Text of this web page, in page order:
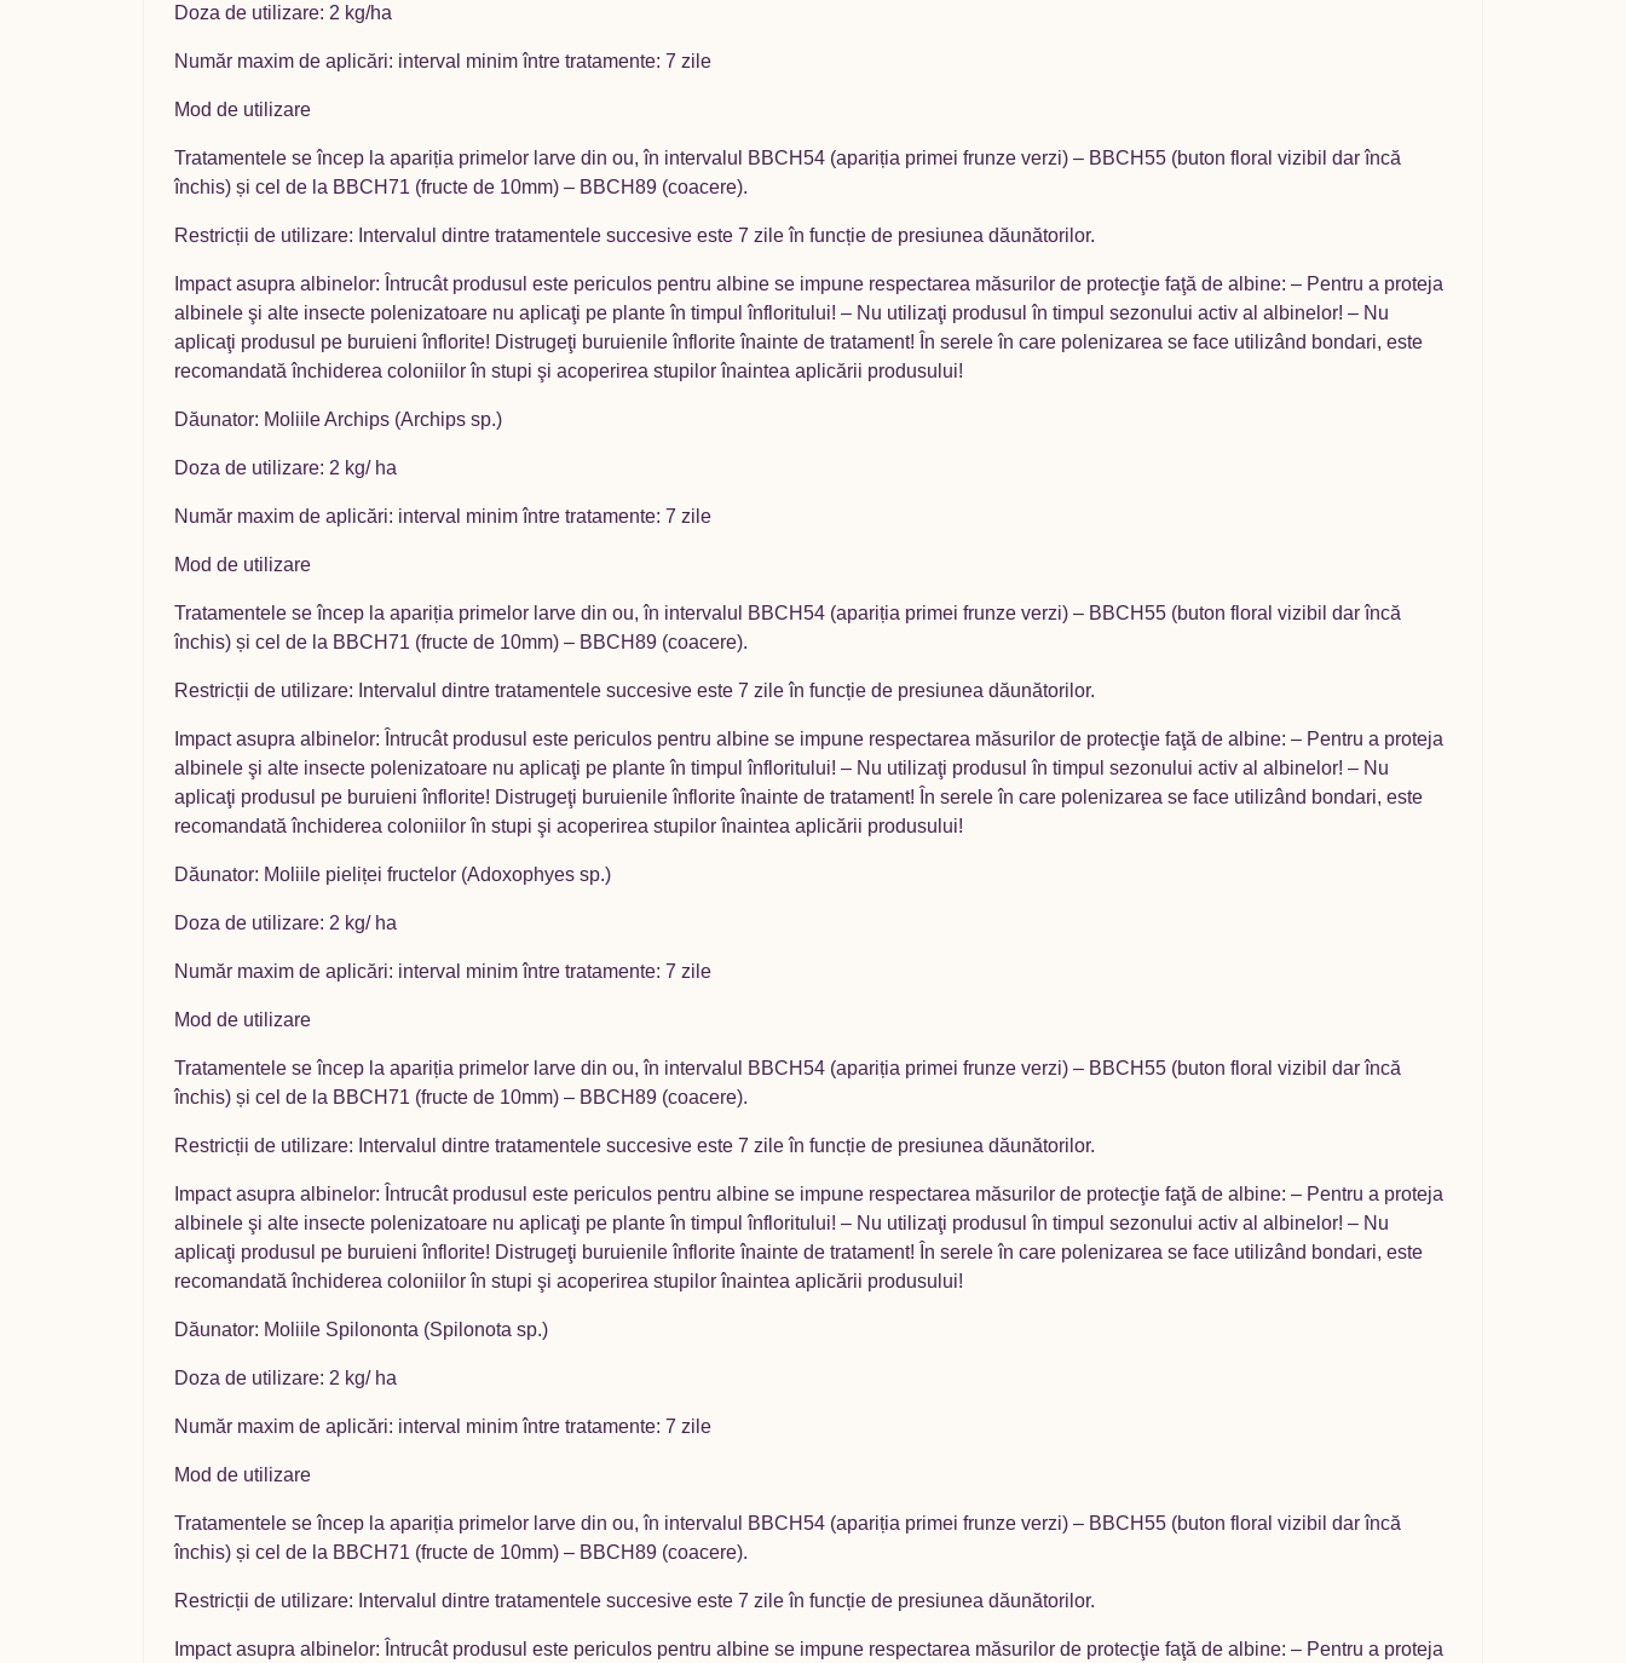
Doza de utilizare: 2 kg/ha
Număr maxim de aplicări: interval minim între tratamente: 7 zile
Mod de utilizare
Tratamentele se încep la apariția primelor larve din ou, în intervalul BBCH54 (apariția primei frunze verzi) – BBCH55 (buton floral vizibil dar încă
închis) și cel de la BBCH71 (fructe de 10mm) – BBCH89 (coacere).
Restricții de utilizare: Intervalul dintre tratamentele succesive este 7 zile în funcție de presiunea dăunătorilor.
Impact asupra albinelor: Întrucât produsul este periculos pentru albine se impune respectarea măsurilor de protecţie faţă de albine: – Pentru a proteja
albinele şi alte insecte polenizatoare nu aplicaţi pe plante în timpul înfloritului! – Nu utilizaţi produsul în timpul sezonului activ al albinelor! – Nu
aplicaţi produsul pe buruieni înflorite! Distrugeţi buruienile înflorite înainte de tratament! În serele în care polenizarea se face utilizând bondari, este
recomandată închiderea coloniilor în stupi şi acoperirea stupilor înaintea aplicării produsului!
Dăunator: Moliile Archips (Archips sp.)
Doza de utilizare: 2 kg/ ha
Număr maxim de aplicări: interval minim între tratamente: 7 zile
Mod de utilizare
Tratamentele se încep la apariția primelor larve din ou, în intervalul BBCH54 (apariția primei frunze verzi) – BBCH55 (buton floral vizibil dar încă
închis) și cel de la BBCH71 (fructe de 10mm) – BBCH89 (coacere).
Restricții de utilizare: Intervalul dintre tratamentele succesive este 7 zile în funcție de presiunea dăunătorilor.
Impact asupra albinelor: Întrucât produsul este periculos pentru albine se impune respectarea măsurilor de protecţie faţă de albine: – Pentru a proteja
albinele şi alte insecte polenizatoare nu aplicaţi pe plante în timpul înfloritului! – Nu utilizaţi produsul în timpul sezonului activ al albinelor! – Nu
aplicaţi produsul pe buruieni înflorite! Distrugeţi buruienile înflorite înainte de tratament! În serele în care polenizarea se face utilizând bondari, este
recomandată închiderea coloniilor în stupi şi acoperirea stupilor înaintea aplicării produsului!
Dăunator: Moliile pieliței fructelor (Adoxophyes sp.)
Doza de utilizare: 2 kg/ ha
Număr maxim de aplicări: interval minim între tratamente: 7 zile
Mod de utilizare
Tratamentele se încep la apariția primelor larve din ou, în intervalul BBCH54 (apariția primei frunze verzi) – BBCH55 (buton floral vizibil dar încă
închis) și cel de la BBCH71 (fructe de 10mm) – BBCH89 (coacere).
Restricții de utilizare: Intervalul dintre tratamentele succesive este 7 zile în funcție de presiunea dăunătorilor.
Impact asupra albinelor: Întrucât produsul este periculos pentru albine se impune respectarea măsurilor de protecţie faţă de albine: – Pentru a proteja
albinele şi alte insecte polenizatoare nu aplicaţi pe plante în timpul înfloritului! – Nu utilizaţi produsul în timpul sezonului activ al albinelor! – Nu
aplicaţi produsul pe buruieni înflorite! Distrugeţi buruienile înflorite înainte de tratament! În serele în care polenizarea se face utilizând bondari, este
recomandată închiderea coloniilor în stupi şi acoperirea stupilor înaintea aplicării produsului!
Dăunator: Moliile Spilononta (Spilonota sp.)
Doza de utilizare: 2 kg/ ha
Număr maxim de aplicări: interval minim între tratamente: 7 zile
Mod de utilizare
Tratamentele se încep la apariția primelor larve din ou, în intervalul BBCH54 (apariția primei frunze verzi) – BBCH55 (buton floral vizibil dar încă
închis) și cel de la BBCH71 (fructe de 10mm) – BBCH89 (coacere).
Restricții de utilizare: Intervalul dintre tratamentele succesive este 7 zile în funcție de presiunea dăunătorilor.
Impact asupra albinelor: Întrucât produsul este periculos pentru albine se impune respectarea măsurilor de protecţie faţă de albine: – Pentru a proteja